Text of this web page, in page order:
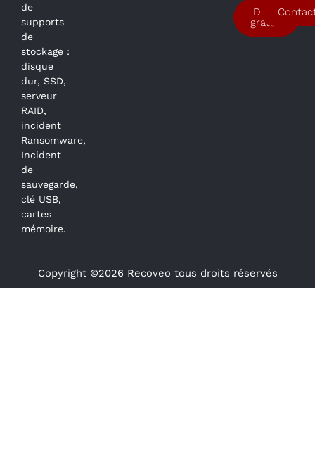
de
supports
de
stockage :
disque
dur, SSD,
serveur
RAID,
incident
Ransomware,
Incident
de
sauvegarde,
clé USB,
cartes
mémoire.
Devis
gratuit
Copyright ©2026 Recoveo tous droits réservés